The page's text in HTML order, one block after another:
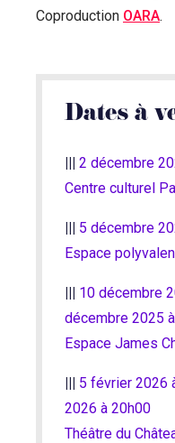
Coproduction OARA.
Dates à
||| 2 décembre
Centre culturel
||| 5 décembre
Espace
||| 10 décembre
décembre 2025
​Espace James
||| 5 février 2026
2026 à 20h00
Théâtre du